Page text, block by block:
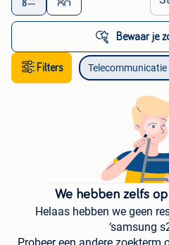
Bewaar je
Filters Telecommunicatie
We hebben zelfs
Helaas hebben we geen
‘samsung